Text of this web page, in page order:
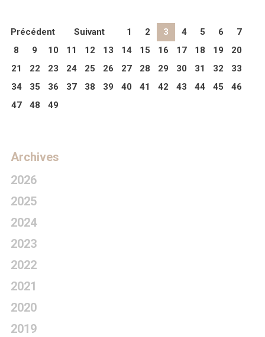
Précédent Suivant 1 2 3 4 5 6
7
8
9 10 11 12 13 14 15 16 17 18 19
20
21
22 23 24 25 26 27 28 29 30 31 32
33
34
35 36 37 38 39 40 41 42 43 44 45
46
47
48 49
Archives
2026
2025
2024
2023
2022
2021
2020
2019